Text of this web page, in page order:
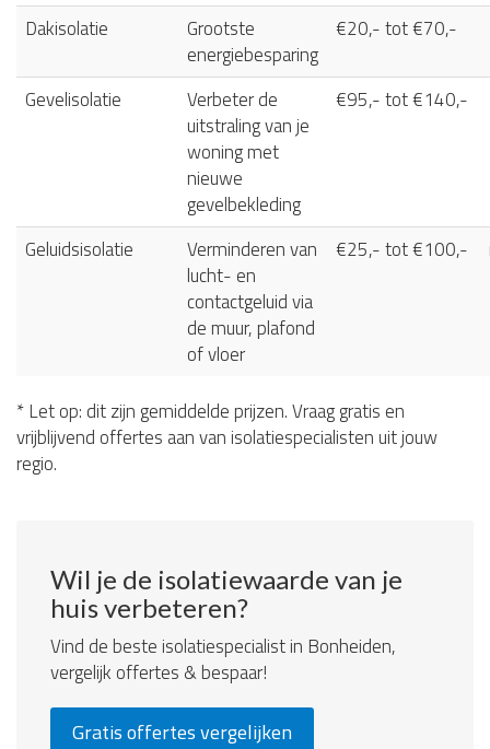
Dakisolatie
Grootste
energiebesparing
€20,- tot €70,-
Gevelisolatie
Verbeter de
uitstraling van je
woning met
nieuwe
gevelbekleding
€95,- tot €140,-
Geluidsisolatie
Verminderen van
lucht- en
contactgeluid via
de muur, plafond
of vloer
€25,- tot €100,-
* Let op: dit zijn gemiddelde prijzen. Vraag gratis en
vrijblijvend offertes aan van isolatiespecialisten uit jouw
regio.
Wil je de isolatiewaarde van je
huis verbeteren?
Vind de beste isolatiespecialist in Bonheiden,
vergelijk offertes & bespaar!
Gratis offertes vergelijken